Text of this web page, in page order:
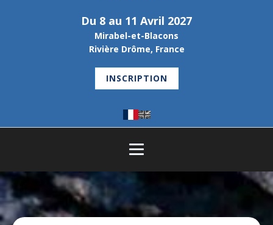
Du 8 au 11 Avril 2027
Mirabel-et-Blacons
Rivière Drôme, France
INSCRIPTION